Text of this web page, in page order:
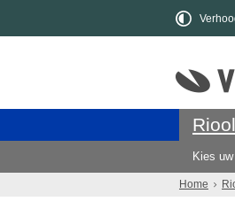
Kies
Home